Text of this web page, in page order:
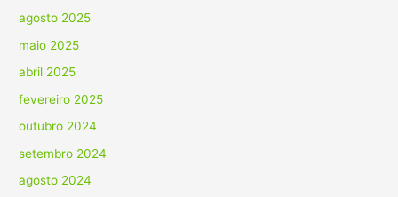
agosto 2025
maio 2025
abril 2025
fevereiro 2025
outubro 2024
setembro 2024
agosto 2024